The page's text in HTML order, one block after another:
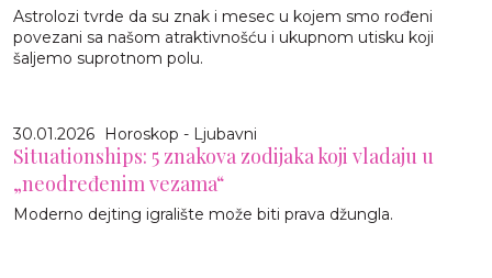
Astrolozi tvrde da su znak i mesec u kojem smo rođeni
povezani sa našom atraktivnošću i ukupnom utisku koji
šaljemo suprotnom polu.
30.01.2026 Horoskop - Ljubavni
Situationships: 5 znakova zodijaka koji vladaju u
„neodređenim vezama“
Moderno dejting igralište može biti prava džungla.